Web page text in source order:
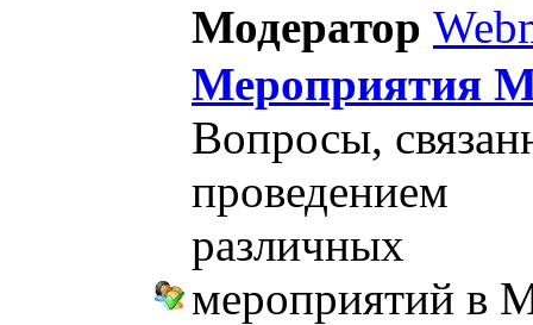
Модератор
Мероприятия
Вопросы,
проведением
различных
мероприятий в